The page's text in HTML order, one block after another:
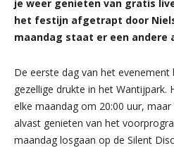
je weer genieten van gratis
het festijn afgetrapt door
maandag staat er een andere
De eerste dag van het evenement
gezellige drukte in het
elke maandag om 20:00 uur,
alvast genieten van het
maandag losgaan op de Silent